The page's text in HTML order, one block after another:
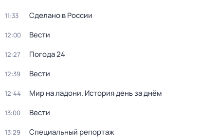
11:33 Сделано в России
12:00 Вести
12:27 Погода 24
12:39 Вести
12:44 Мир на ладони. История день за днём
13:00 Вести
13:29 Специальный репортаж